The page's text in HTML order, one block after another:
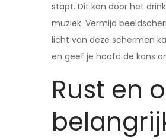
stapt. Dit kan door het
muziek. Vermijd
licht van deze schermen
en geef je hoofd de kans
Rust en